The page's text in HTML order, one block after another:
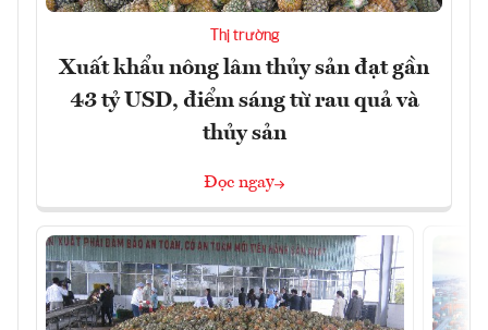
Thị trường
Xuất khẩu nông lâm thủy sản đạt gần
43 tỷ USD, điểm sáng từ rau quả và
thủy sản
Đọc ngay